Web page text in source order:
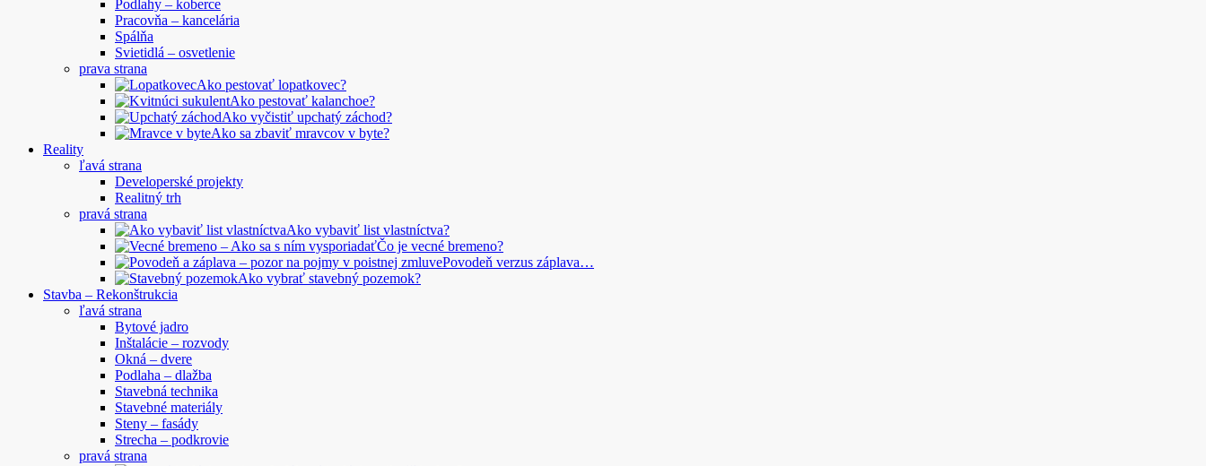
Podlahy – koberce
Pracovňa – kancelária
Spálňa
Svietidlá – osvetlenie
prava strana
Ako pestovať lopatkovec?
Ako pestovať kalanchoe?
Ako vyčistiť upchatý záchod?
Ako sa zbaviť mravcov v byte?
Reality
ľavá strana
Developerské projekty
Realitný trh
pravá strana
Ako vybaviť list vlastníctva?
Čo je vecné bremeno?
Povodeň verzus záplava…
Ako vybrať stavebný pozemok?
Stavba – Rekonštrukcia
ľavá strana
Bytové jadro
Inštalácie – rozvody
Okná – dvere
Podlaha – dlažba
Stavebná technika
Stavebné materiály
Steny – fasády
Strecha – podkrovie
pravá strana